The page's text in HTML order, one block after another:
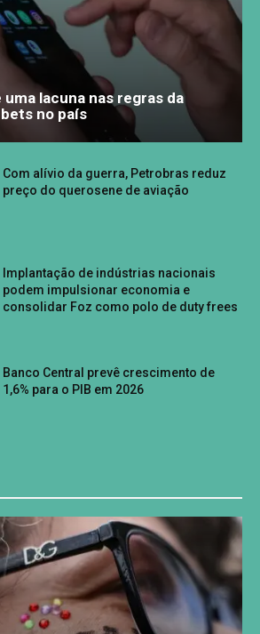
uma lacuna nas regras da
no país
Com alívio da guerra, Petrobras reduz
preço do querosene de aviação
Implantação de indústrias nacionais
podem impulsionar economia e
consolidar Foz como polo de duty frees
Banco Central prevê crescimento de
1,6% para o PIB em 2026